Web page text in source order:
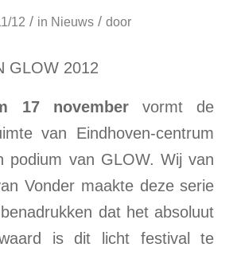
12 / in Nieuws / door
GLOW 2012
17 novembervormt de
van Eindhoven-centrum
podium van GLOW. Wij van
Vonder maakte deze serie
dat het absoluut
is dit licht festival te